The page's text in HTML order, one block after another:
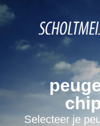
Selecteer je